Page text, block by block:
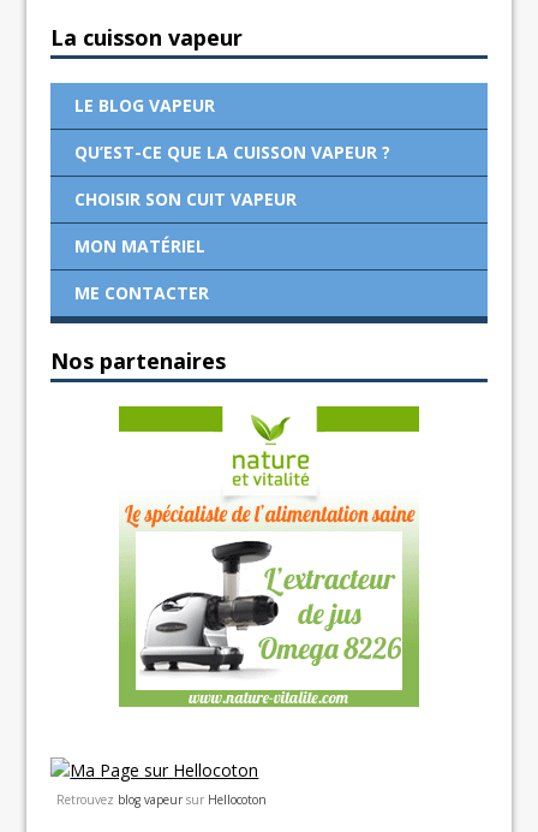
La cuisson vapeur
LE BLOG VAPEUR
QU’EST-CE QUE LA CUISSON VAPEUR ?
CHOISIR SON CUIT VAPEUR
MON MATÉRIEL
ME CONTACTER
Nos partenaires
Retrouvez blog vapeur sur Hellocoton